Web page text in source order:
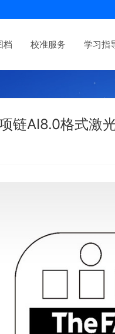
档 校准服务 学习指
链AI8.0格式激